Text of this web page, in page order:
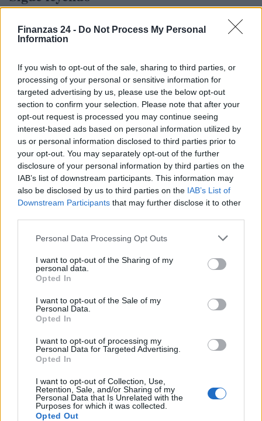
Finanzas 24 - Do Not Process My Personal
Information
If you wish to opt-out of the sale, sharing to third parties, or
processing of your personal or sensitive information for
targeted advertising by us, please use the below opt-out
section to confirm your selection. Please note that after your
opt-out request is processed you may continue seeing
interest-based ads based on personal information utilized by
us or personal information disclosed to third parties prior to
your opt-out. You may separately opt-out of the further
disclosure of your personal information by third parties on the
IAB’s list of downstream participants. This information may
also be disclosed by us to third parties on the IAB’s List of
Downstream Participants that may further disclose it to other
Please note that this website/app uses one or more Google
not limited to your visit or usage behaviour. You may click to
grant or deny consent to Google and its third-party tags to
use your data for below specified purposes in below Google
consent section.
Personal Data Processing Opt Outs
I want to opt-out of the Sharing of my
personal data.
Opted In
I want to opt-out of the Sale of my
Personal Data.
Opted In
I want to opt-out of processing my
Personal Data for Targeted Advertising.
Opted In
I want to opt-out of Collection, Use,
Retention, Sale, and/or Sharing of my
Personal Data that Is Unrelated with the
Purposes for which it was collected.
Opted Out
CRIPTOMONEDAS
Francia se convierte en el epicentro de los robos violentos de
criptomonedas
CRIPTOMONEDAS
Jorge Messi fallece a los 68 años: El pilar fundamental de
Lionel Messi